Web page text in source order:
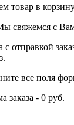
товар в
свяжемся с
отправкой
все поля
заказа - 0 руб.